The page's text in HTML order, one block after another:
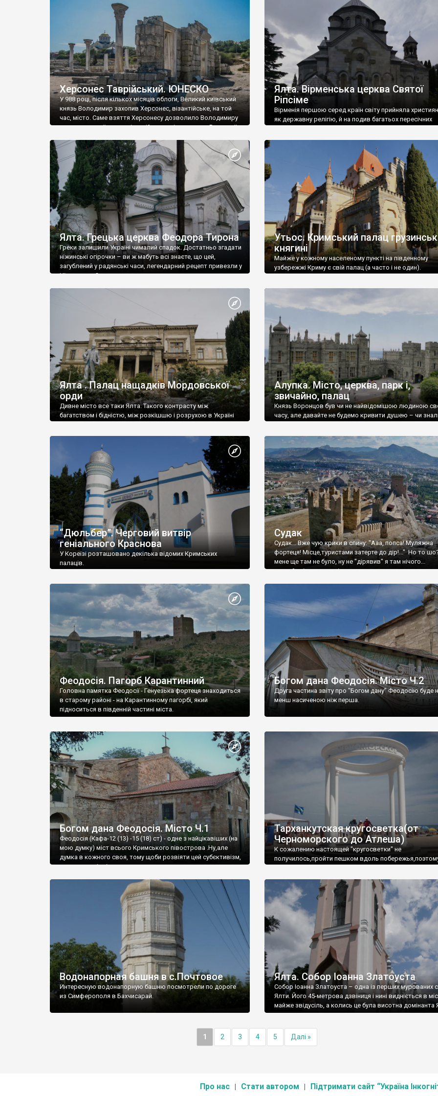
візантійської доби. Раритети викрадені з фондів об’єкту
культурної спадщини ЮНЕСКО «Херсонеса Таврійського».
Офіційно – на виставку «Золото Візантії», але експерти та
влада в Україні вважають це лише […]
називаються «повстяками» (postaki)…” “Вино. Крим
виробляє відмінне вино і його вдосталь: воно все
легке біле і дуже […]
Херсонес Таврійський. ЮНЕСКО
У 988 році, після кількох місяців облоги, Великий київський
князь Володимир захопив Херсонес, візантійське, на той
час, місто. Саме взяття Херсонесу дозволило Володимиру
диктувати свої умови візантійському імператору Василю ІІ,
Херсонесі Володимир-язичник, став Василем-
християнином. А потім було Хрещення Русі. На честь
Херсонесу Таврійського названо місто […]
Ялта. Вірменська церква Святої
Ріпсіме
Вірменія першою серед країн світу прийняла
як державну релігію, й на подив багатьох пересічних
Ялта. Грецька церква Феодора Тирона
Греки залишили Україні чималий спадок. Достатньо згадати
ніжинські огірочки – ви ж мабуть всі знаєте, що цей,
загублений у радянські часи, легендарний рецепт привезли у
Ніжин греки?
Утьос. Кримський палац
княгині
Майже у кожному населеному пункті на південному
узбережжі Криму є свій палац (а часто і не один).
Ялта . Палац нащадків Мордовської
орди
Дивне місто все таки Ялта. Такого контрасту між
багатством і бідністю, між розкішшю і розрухою в Україні
Алупка. Місто, церква, парк і,
звичайно, палац
Князь Воронцов був чи не найвідомішою людиною
часу, але давайте не будемо кривити душею – чи
“Дюльбер”. Черговий витвір
геніального Краснова
У Кореїзі розташовано декілька відомих Кримських
палаців.
Судак
Судак... Вже чую крики в спину: "Ааа, попса! Муляжна
фортеця! Місце,туристами затерте до дір!..." Но то
мене ще там не було, ну не "дірявив" я там нічого...
принаймні до цього літа.
Феодосія. Пагорб Карантинний
Головна памятка Феодосії - Генуезька фортеця знаходиться
в старому районі - на Карантинному пагорбі, який
підноситься в південній частині міста.
Богом дана Феодосія. Місто Ч.2
Друга частина звіту про "Богом дану" Феодосію буде
менш насиченою ніж перша.
Богом дана Феодосія. Місто Ч.1
Феодосія (Кафа-12 (13) -15 (18) ст) - одне з найцікавіших (на
мою думку) міст всього Кримського півострова .Ну,але
думка в кожного своя, тому щоби розвіяти цей субєктивізм,
запрошую відвідати це
Тарханкутская кругосветка(от
Черноморского до Атлеша)
К сожалению настоящей "кругосветки" не
получилось,пройти пешком вдоль
Водонапорная башня в с.Почтовое
Интересную водонапорную башню посмотрели по дороге
из Симферополя в Бахчисарай.
Ялта. Собор Іоанна Златоуста
Собор Іоанна Златоуста – одна із перших мурованих
Ялти. Його 45-метрова дзвіниця і нині видніється в
майже звідусіль, а колись це була висотна домінанта
1 2 3 4 5 Далі »
Про нас Стати автором Підтримати сайт “Україна